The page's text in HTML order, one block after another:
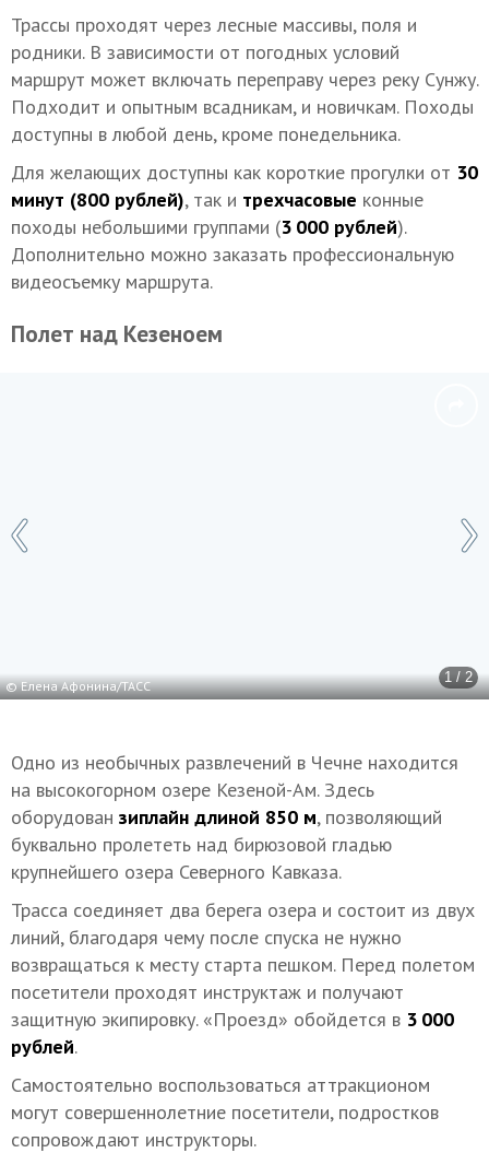
Трассы проходят через лесные массивы, поля и
родники. В зависимости от погодных условий
маршрут может включать переправу через реку Сунжу.
Подходит и опытным всадникам, и новичкам. Походы
доступны в любой день, кроме понедельника.
Для желающих доступны как короткие прогулки от 30
минут (800 рублей), так и трехчасовые конные
походы небольшими группами (3 000 рублей).
Дополнительно можно заказать профессиональную
видеосъемку маршрута.
Полет над Кезеноем
1 / 2
© Елена Афонина/ТАСС
Одно из необычных развлечений в Чечне находится
на высокогорном озере Кезеной-Ам. Здесь
оборудован зиплайн длиной 850 м, позволяющий
буквально пролететь над бирюзовой гладью
крупнейшего озера Северного Кавказа.
Трасса соединяет два берега озера и состоит из двух
линий, благодаря чему после спуска не нужно
возвращаться к месту старта пешком. Перед полетом
посетители проходят инструктаж и получают
защитную экипировку. «Проезд» обойдется в 3 000
рублей.
Самостоятельно воспользоваться аттракционом
могут совершеннолетние посетители, подростков
сопровождают инструкторы.